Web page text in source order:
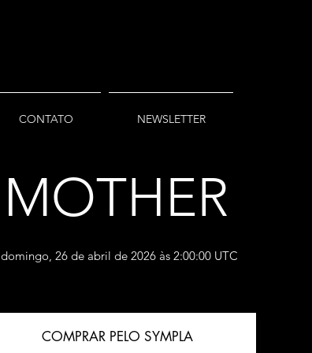
CONTATO NEWSLETTER
MOTHER
domingo, 26 de abril de 2026 às 2:00:00 UTC
COMPRAR PELO SYMPLA